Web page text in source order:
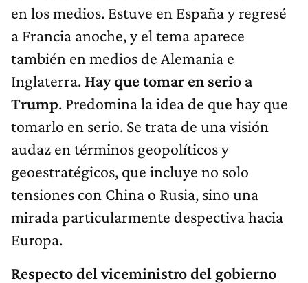
en los medios. Estuve en España y regresé
a Francia anoche, y el tema aparece
también en medios de Alemania e
Inglaterra. Hay que tomar en serio a
Trump. Predomina la idea de que hay que
tomarlo en serio. Se trata de una visión
audaz en términos geopolíticos y
geoestratégicos, que incluye no solo
tensiones con China o Rusia, sino una
mirada particularmente despectiva hacia
Europa.
Respecto del viceministro del gobierno